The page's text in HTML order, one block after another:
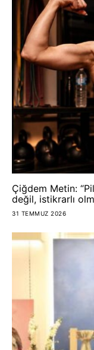
Çiğdem Metin:
değil, istikrarlı
31 TEMMUZ 2026